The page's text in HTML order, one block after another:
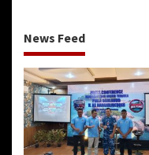
News Feed